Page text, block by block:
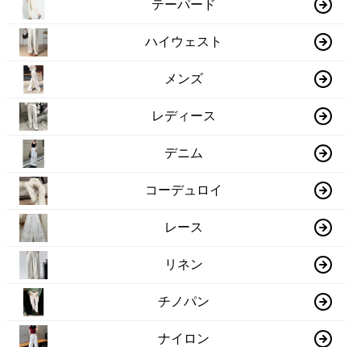
テーパード
ハイウェスト
メンズ
レディース
デニム
コーデュロイ
レース
リネン
チノパン
ナイロン